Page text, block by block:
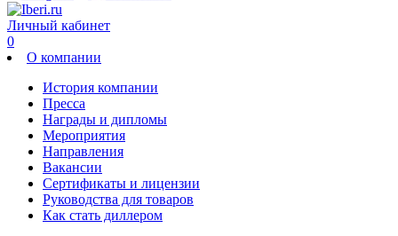
Личный кабинет
0
О компании
История компании
Пресса
Награды и дипломы
Мероприятия
Направления
Вакансии
Сертификаты и лицензии
Руководства для товаров
Как стать диллером